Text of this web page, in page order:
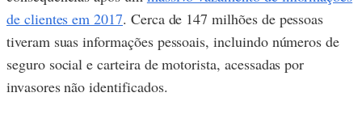
de clientes em 2017. Cerca de 147 milhões de pessoas
tiveram suas informações pessoais, incluindo números de
seguro social e carteira de motorista, acessadas por
invasores não identificados.